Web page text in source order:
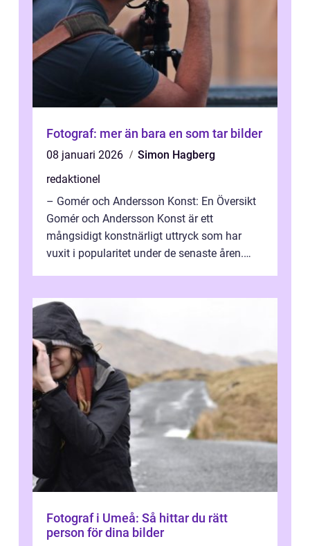
Fotograf: mer än bara en som tar bilder
08 januari 2026
Simon Hagberg
redaktionel
– Gomér och Andersson Konst: En Översikt
Gomér och Andersson Konst är ett
mångsidigt konstnärligt uttryck som har
vuxit i popularitet under de senaste åren.
Fotograf i Umeå: Så hittar du rätt
person för dina bilder